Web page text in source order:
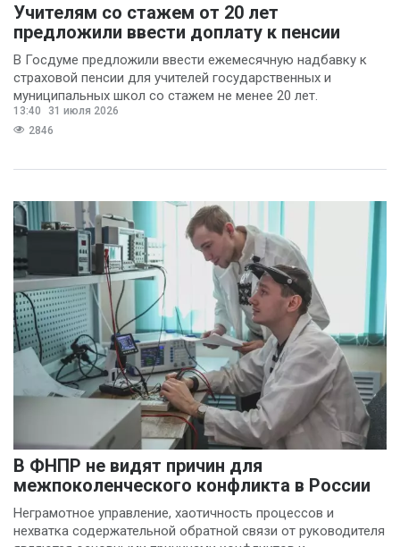
Учителям со стажем от 20 лет
предложили ввести доплату к пенсии
В Госдуме предложили ввести ежемесячную надбавку к
страховой пенсии для учителей государственных и
муниципальных школ со стажем не менее 20 лет.
13:40
31 июля 2026
2846
В ФНПР не видят причин для
межпоколенческого конфликта в России
Неграмотное управление, хаотичность процессов и
нехватка содержательной обратной связи от руководителя